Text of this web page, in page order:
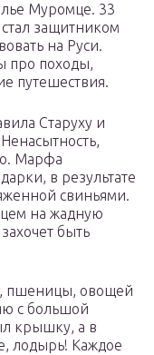
Муромце. 33
защитником
на Руси.
про походы,
путешествия.
Старуху и
Марфа
в результате
свиньями.
на жадную
быть
пшеницы, овощей
с большой
крышку, а в
лодырь! Каждое